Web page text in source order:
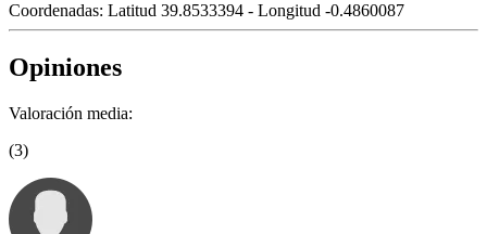
Coordenadas: Latitud 39.8533394 - Longitud -0.4860087
Opiniones
Valoración media:
(3)